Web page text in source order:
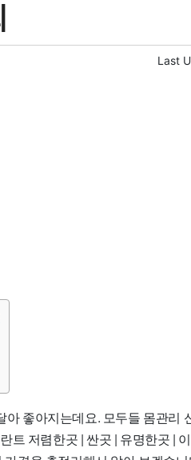
Last
좋아지는데요. 모두들 몸관리
트 저렴한곳 | 싼곳 | 유명한곳 |